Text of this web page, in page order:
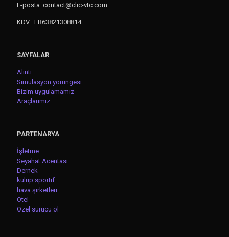
E-posta: contact@clic-vtc.com
KDV : FR63821308814
SAYFALAR
Alıntı
Simülasyon yörüngesi
Bizim uygulamamız
Araçlarımız
PARTENARYA
İşletme
Seyahat Acentası
Dernek
kulüp sportif
hava şirketleri
Otel
Özel sürücü ol